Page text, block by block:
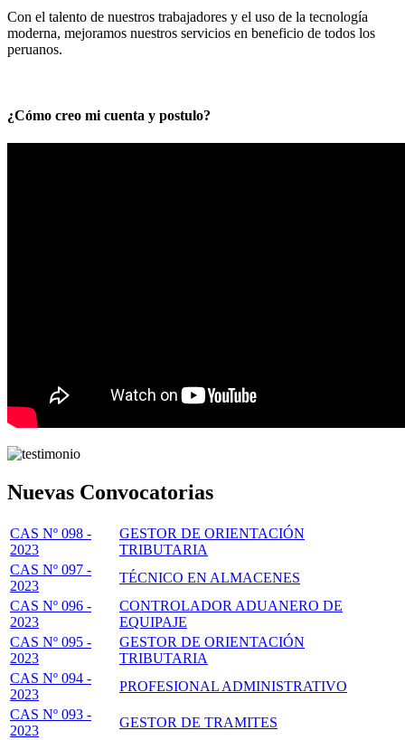
Con el talento de nuestros trabajadores y el uso de la tecnología
moderna, mejoramos nuestros servicios en beneficio de todos los
peruanos.
¿Cómo creo mi cuenta y postulo?
Nuevas Convocatorias
CAS Nº 098 -
2023
GESTOR DE ORIENTACIÓN
TRIBUTARIA
CAS Nº 097 -
2023
TÉCNICO EN ALMACENES
CAS Nº 096 -
2023
CONTROLADOR ADUANERO DE
EQUIPAJE
CAS Nº 095 -
2023
GESTOR DE ORIENTACIÓN
TRIBUTARIA
CAS Nº 094 -
2023
PROFESIONAL ADMINISTRATIVO
CAS Nº 093 -
2023
GESTOR DE TRAMITES